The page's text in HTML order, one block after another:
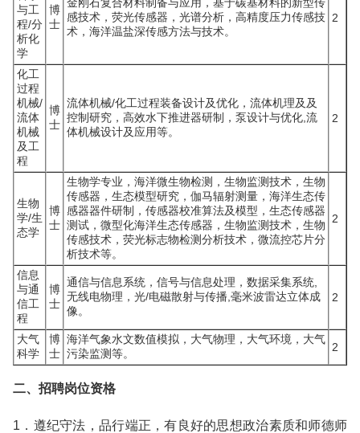
与工
程/分
析化
学
博
士
感技术，荧光传感器，光谱分析，高精度压力传感技
术，海洋温盐深传感方法与技术。
2
化工
过程
机械/
流体
机械
及工
程
博
士
流体机械/化工过程装备设计及优化，流体机理及及
控制研究，高效水下推进器研制，泵设计与优化,流
体机械设计及应用等。
2
生物
学/生
态学
博
士
生物学专业，海洋微生物检测，生物监测技术，生物
传感器，生态模型研究，伽马辐射测量，海洋生态传
感器器件研制，传感器校准算法及模型，生态传感器
测试，微型化海洋生态传感器，生物监测技术，生物
传感技术，荧光标志物检测分析技术，微流控芯片分
析技术等。
2
信息
与通
信工
程
博
士
通信与信息系统，信号与信息处理，数据采集系统,
无线电物理，光/电磁散射与传播,毫米波雷达立体成
像。
2
大气
科学
博
士
海洋气象水文数值模拟，大气物理，大气环境，大气
污染监测等。
2
二、招聘岗位资格
1．遵纪守法，品行端正，有良好的思想政治素质和师德师